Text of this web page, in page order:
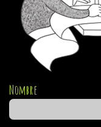
Nombre